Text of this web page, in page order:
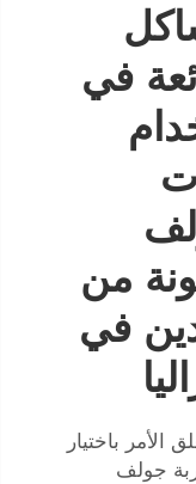
في
من
في
الأمر باختيار
جولف